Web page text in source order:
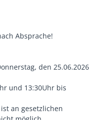
Absprache!
den 25.06.2026
und 13:30Uhr bis
an gesetzlichen